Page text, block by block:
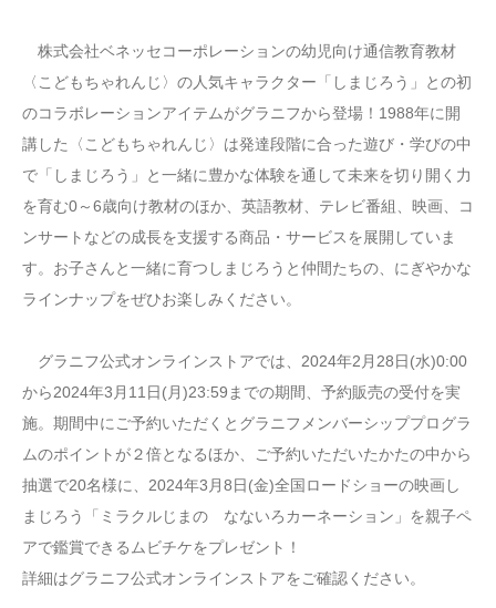
株式会社ベネッセコーポレーションの幼児向け通信教育教材
〈こどもちゃれんじ〉の人気キャラクター「しまじろう」との初
のコラボレーションアイテムがグラニフから登場！1988年に開
講した〈こどもちゃれんじ〉は発達段階に合った遊び・学びの中
で「しまじろう」と一緒に豊かな体験を通して未来を切り開く力
を育む0～6歳向け教材のほか、英語教材、テレビ番組、映画、コ
ンサートなどの成長を支援する商品・サービスを展開していま
す。お子さんと一緒に育つしまじろうと仲間たちの、にぎやかな
ラインナップをぜひお楽しみください。
グラニフ公式オンラインストアでは、2024年2月28日(水)0:00
から2024年3月11日(月)23:59までの期間、予約販売の受付を実
施。期間中にご予約いただくとグラニフメンバーシッププログラ
ムのポイントが２倍となるほか、ご予約いただいたかたの中から
抽選で20名様に、2024年3月8日(金)全国ロードショーの映画し
まじろう「ミラクルじまの なないろカーネーション」を親子ペ
アで鑑賞できるムビチケをプレゼント！
詳細はグラニフ公式オンラインストアをご確認ください。